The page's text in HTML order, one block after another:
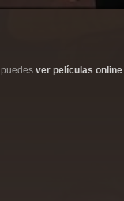
puedes ver películas online